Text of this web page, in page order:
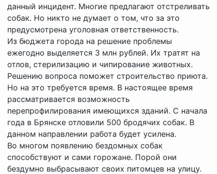
данный инцидент. Многие предлагают отстреливать
собак. Но никто не думает о том, что за это
предусмотрена уголовная ответственность.
Из бюджета города на решение проблемы
ежегодно выделяется 3 млн рублей. Их тратят на
отлов, стерилизацию и чипирование животных.
Решению вопроса поможет строительство приюта.
Но на это требуется время. В настоящее время
рассматривается возможность
перепрофилирования имеющихся зданий. С начала
года в Брянске отловили 500 бродячих собак. В
данном направлении работа будет усилена.
Во многом появлению бездомных собак
способствуют и сами горожане. Порой они
бездумно выбрасывают своих питомцев на улицу.